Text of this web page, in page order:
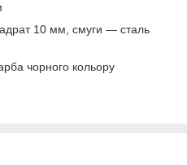
10 мм, смуги — сталь
чорного кольору